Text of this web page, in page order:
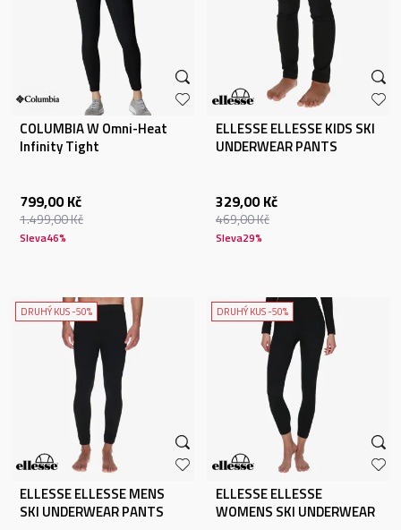
COLUMBIA W Omni-Heat
Infinity Tight
799,00 Kč
1.499,00Kč
Sleva46%
ELLESSE ELLESSE KIDS SKI
UNDERWEAR PANTS
329,00 Kč
469,00Kč
Sleva29%
DRUHÝ KUS -50%
ELLESSE ELLESSE MENS
SKI UNDERWEAR PANTS
DRUHÝ KUS -50%
ELLESSE ELLESSE
WOMENS SKI UNDERWEAR